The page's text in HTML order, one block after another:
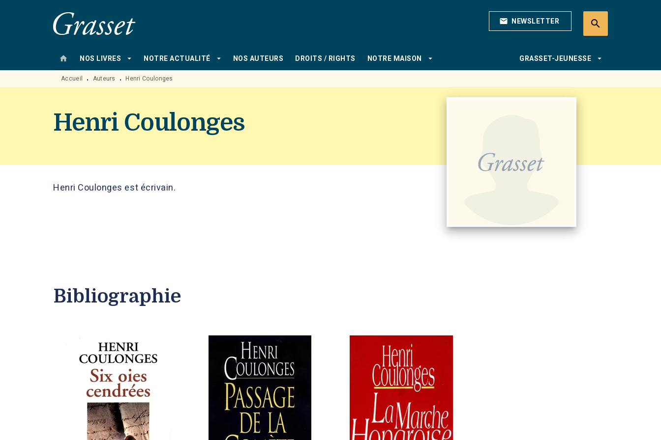
MENU RECHERCHE mail NEWSLETTER search
home NOS LIVRES arrow_drop_down NOTRE ACTUALITÉ arrow_drop_down NOS AUTEURS DROITS / RIGHTS NOTRE MAISON arrow_drop_down GRASSET-JEUNESSE arrow_drop_down
Accueil • Auteurs • Henri Coulonges
Henri Coulonges
Henri Coulonges est écrivain.
Bibliographie